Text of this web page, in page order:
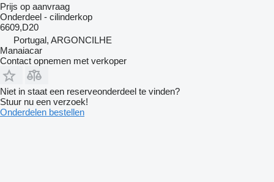
Prijs op aanvraag
Onderdeel - cilinderkop
6609,D20
Portugal, ARGONCILHE
Manaiacar
Contact opnemen met verkoper
Niet in staat een reserveonderdeel te vinden?
Stuur nu een verzoek!
Onderdelen bestellen